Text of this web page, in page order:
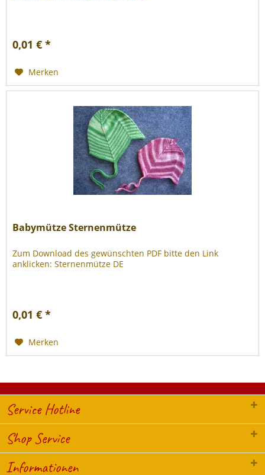
0,01 € *
Merken
Babymütze Sternenmütze
Zum Download des gewünschten PDF bitte den Link
anklicken: Sternenmütze DE
0,01 € *
Merken
Service Hotline
Shop Service
Informationen